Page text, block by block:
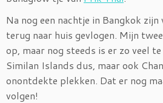
Na nog een nachtje in Bangkok
terug naar huis gevlogen. Mijn
op, maar nog steeds is er zo veel
Similan Islands dus, maar ook
onontdekte plekken. Dat er nog
volgen!